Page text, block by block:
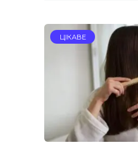
ЦІКАВЕ